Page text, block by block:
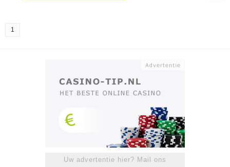
1
Uw advertentie hier? Mail ons